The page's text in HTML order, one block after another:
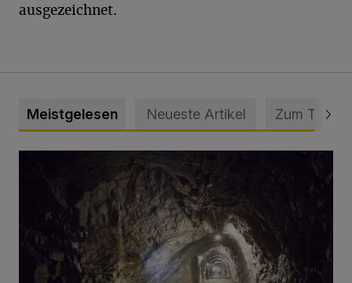
ausgezeichnet.
Meistgelesen Neueste Artikel Zum Thema